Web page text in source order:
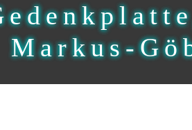
Markus-